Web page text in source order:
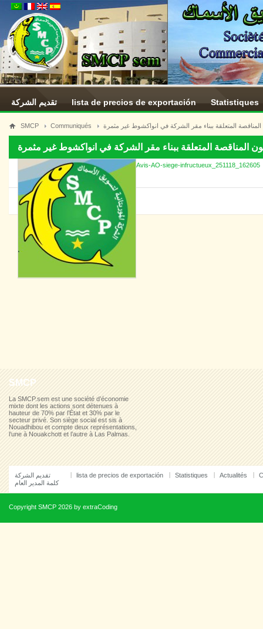
تقديم الشركة lista de precios de exportación Statistiques
SMCP Communiqués المتعلقة ببناء مقر الشركة في انواكشوط غير مثمرة
المناقصة المتعلقة ببناء مقر الشركة في انواكشوط غير مثمرة
Avis-AO-siege-infructueux_251118_162605
SMCP
La SMCP.sem est une société d’économie
mixte dont les actions sont détenues à
hauteur de 70% par l’État et 30% par le
secteur privé. Son siège social est sis à
Nouadhibou et compte deux représentations,
l’une à Nouakchott et l’autre à Las Palmas.
تقديم الشركة
كلمة المدير العام
lista de precios de exportación Statistiques Actualités
Copyright SMCP 2026 by extraCoding